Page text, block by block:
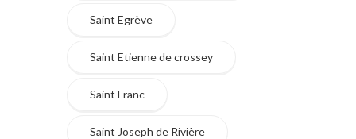
Saint Egrève
Saint Etienne de crossey
Saint Franc
Saint Joseph de Rivière